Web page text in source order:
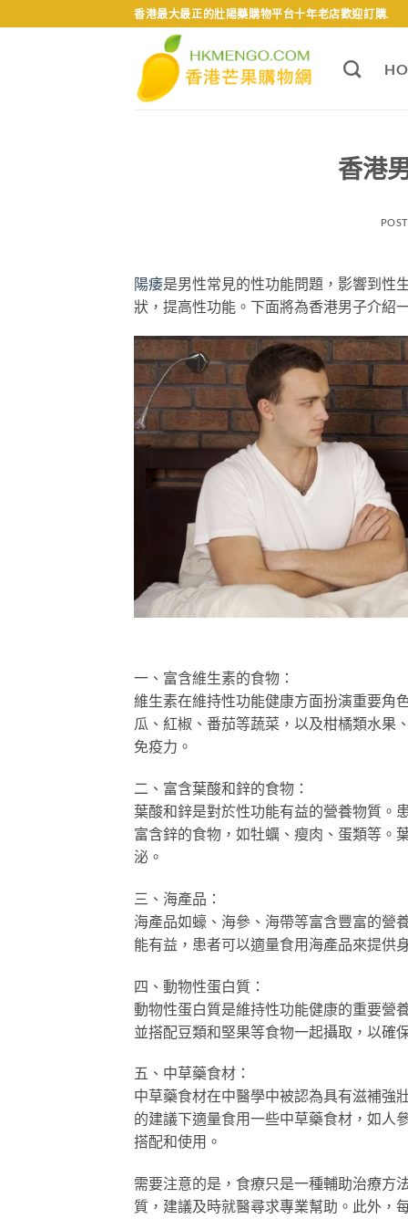
to
香港最大最正的壯陽藥購物平台十年老店歡迎訂購.
香港
陽痿是男性常見的性功能問題，影響到性
狀，提高性功能。下面將為香港男子介紹
一、富含維生素的食物：
維生素在維持性功能健康方面扮演重要角
瓜、紅椒、番茄等蔬菜，以及柑橘類水果
免疫力。
二、富含葉酸和鋅的食物：
葉酸和鋅是對於性功能有益的營養物質。
富含鋅的食物，如牡蠣、瘦肉、蛋類等。
泌。
三、海產品：
海產品如蠔、海參、海帶等富含豐富的營
能有益，患者可以適量食用海產品來提供
四、動物性蛋白質：
動物性蛋白質是維持性功能健康的重要營
並搭配豆類和堅果等食物一起攝取，以確
五、中草藥食材：
中草藥食材在中醫學中被認為具有滋補強
的建議下適量食用一些中草藥食材，如人
搭配和使用。
需要注意的是，食療只是一種輔助治療方
質，建議及時就醫尋求專業幫助。此外，